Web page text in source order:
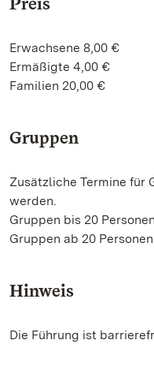
Erwachsene 8,00 €
Ermäßigte 4,00 €
Familien 20,00 €
Gruppen
Zusätzliche Termine für
werden.
Gruppen bis 20
Gruppen ab 20
Hinweis
Die Führung ist